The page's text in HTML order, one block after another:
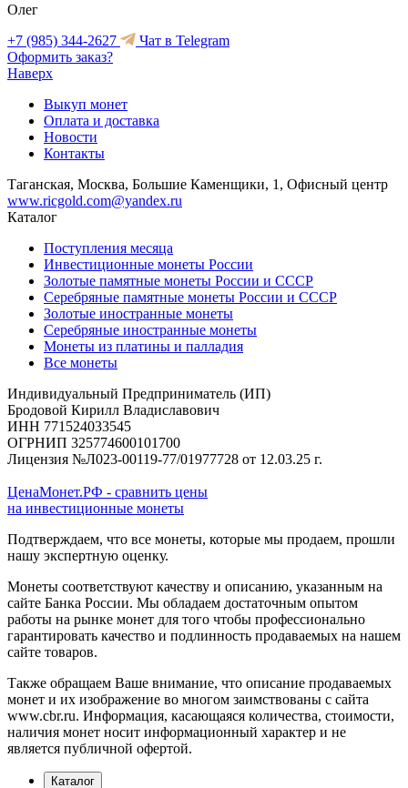
Олег
+7 (985) 344-2627
Чат в Telegram
Оформить заказ?
Наверх
Выкуп монет
Оплата и доставка
Новости
Контакты
Таганская, Москва, Большие Каменщики, 1, Офисный центр
www.ricgold.com@yandex.ru
Каталог
Поступления месяца
Инвестиционные монеты России
Золотые памятные монеты России и СССР
Серебряные памятные монеты России и СССР
Золотые иностранные монеты
Серебряные иностранные монеты
Монеты из платины и палладия
Все монеты
Индивидуальный Предприниматель (ИП)
Бродовой Кирилл Владиславович
ИНН 771524033545
ОГРНИП 325774600101700
Лицензия №Л023-00119-77/01977728 от 12.03.25 г.
ЦенаМонет.РФ - сравнить цены
на инвестиционные монеты
Подтверждаем, что все монеты, которые мы продаем, прошли
нашу экспертную оценку.
Монеты соответствуют качеству и описанию, указанным на
сайте Банка России. Мы обладаем достаточным опытом
работы на рынке монет для того чтобы профессионально
гарантировать качество и подлинность продаваемых на нашем
сайте товаров.
Также обращаем Ваше внимание, что описание продаваемых
монет и их изображение во многом заимствованы с сайта
www.cbr.ru. Информация, касающаяся количества, стоимости,
наличия монет носит информационный характер и не
является публичной офертой.
Каталог